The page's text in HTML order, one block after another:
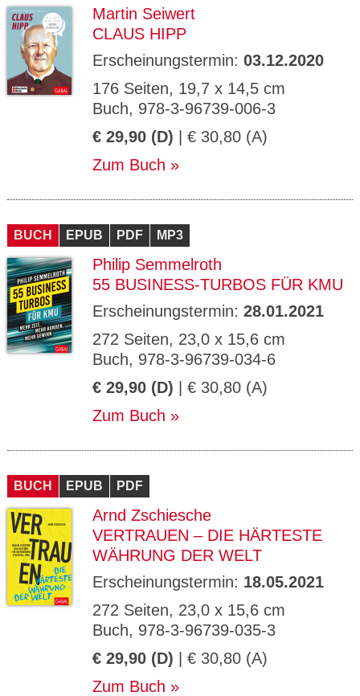
Martin Seiwert
CLAUS HIPP
Erscheinungstermin: 03.12.2020
176 Seiten, 19,7 x 14,5 cm
Buch, 978-3-96739-006-3
€ 29,90 (D) | € 30,80 (A)
Zum Buch
BUCH EPUB PDF MP3
Philip Semmelroth
55 BUSINESS-TURBOS FÜR KMU
Erscheinungstermin: 28.01.2021
272 Seiten, 23,0 x 15,6 cm
Buch, 978-3-96739-034-6
€ 29,90 (D) | € 30,80 (A)
Zum Buch
BUCH EPUB PDF
Arnd Zschiesche
VERTRAUEN – DIE HÄRTESTE
WÄHRUNG DER WELT
Erscheinungstermin: 18.05.2021
272 Seiten, 23,0 x 15,6 cm
Buch, 978-3-96739-035-3
€ 29,90 (D) | € 30,80 (A)
Zum Buch